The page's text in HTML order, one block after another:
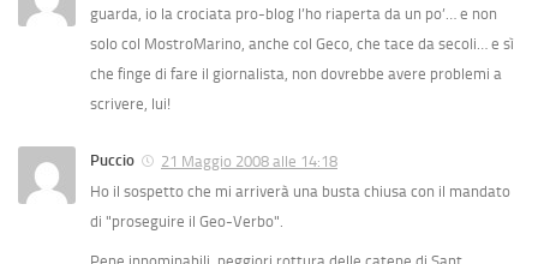
guarda, io la crociata pro-blog l’ho riaperta da un po’… e non
solo col MostroMarino, anche col Geco, che tace da secoli… e sì
che finge di fare il giornalista, non dovrebbe avere problemi a
scrivere, lui!
Puccio
21 Maggio 2008 alle 14:18
Ho il sospetto che mi arriverà una busta chiusa con il mandato
di "proseguire il Geo-Verbo".